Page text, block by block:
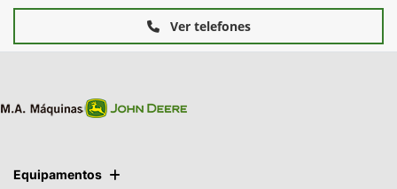
Ver telefones
Equipamentos